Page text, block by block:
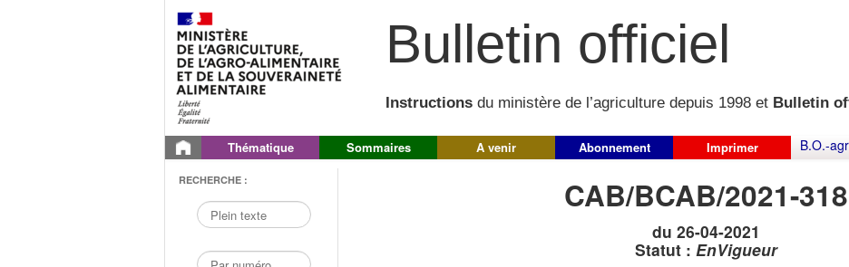
Bulletin officiel
Instructions du ministère de l’agriculture depuis 1998 et Bulletin
Thématique Sommaires A venir Abonnement Imprimer B.O.-
RECHERCHE : CAB/BCAB/2021-318
du 26-04-2021
Statut : EnVigueur